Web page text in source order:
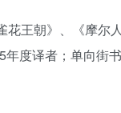
王朝》、《摩尔
度译者；单向街